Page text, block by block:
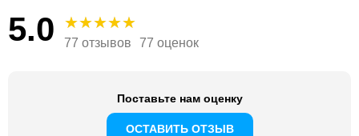
5.0 77 отзывов 77 оценок
Поставьте нам оценку
ОСТАВИТЬ ОТЗЫВ